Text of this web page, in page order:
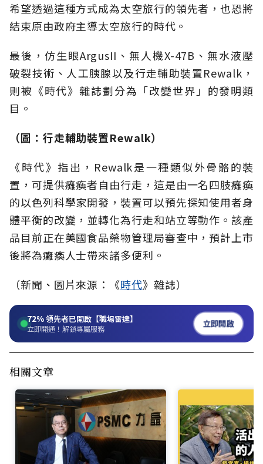
希望透過這種方式成為太空旅行的領先者，也恐將
結束原由政府主導太空旅行的時代。
最後，仿生眼ArgusII、無人機X-47B、無水液壓
破裂技術、人工胰腺以及行走輔助裝置Rewalk，
則被《時代》雜誌劃分為「改變世界」的發明類
目。
（圖：行走輔助裝置Rewalk）
《時代》指出，Rewalk是一種類似外骨骼的裝
置，可提供癱瘓者自由行走，這是由一名四肢癱瘓
的以色列科學家開發，裝置可以預先探知使用者身
體平衡的改變，並轉化為行走和站立等動作。該產
品目前正在美國食品藥物管理局審查中，預計上市
後將為癱瘓人士帶來諸多便利。
（新聞 、 圖片來源：《時代》雜誌）
72%領先者已開啟【職場雷達】
立即開通！解鎖專屬服務 立即開啟
相關文章